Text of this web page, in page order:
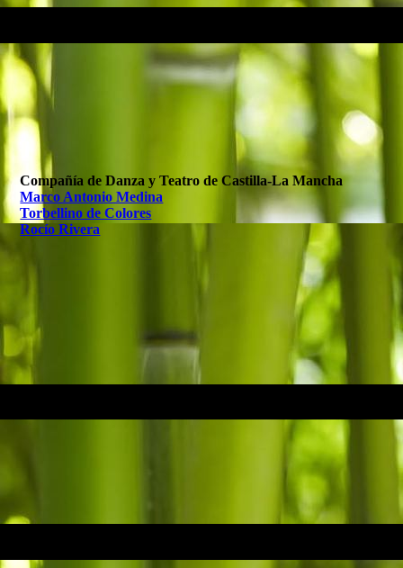
Compañía de Danza y Teatro de Castilla-La Mancha
Marco Antonio Medina
Torbellino de Colores
Rocío Rivera